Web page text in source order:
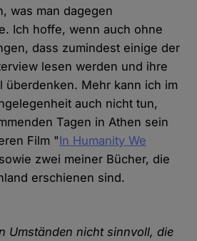
was man dagegen
Ich hoffe, wenn auch ohne
dass zumindest einige der
lesen werden und ihre
überdenken. Mehr kann ich im
auch nicht tun,
Tagen in Athen sein
Film "In Humanity We
zwei meiner Bücher, die
erschienen sind.
Umständen nicht sinnvoll, die